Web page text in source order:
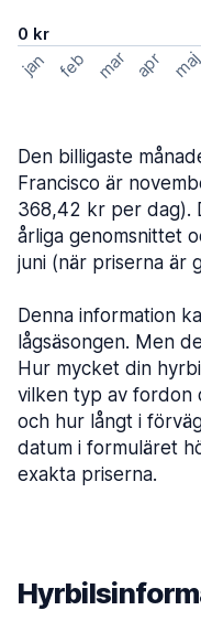
0 kr
jan feb mar apr maj
Den billigaste
Francisco är
368,42 kr per dag).
årliga genomsnittet
juni (när priserna är
Denna information
lågsäsongen. Men
Hur mycket din
vilken typ av fordon
och hur långt i
datum i formuläret
exakta priserna.